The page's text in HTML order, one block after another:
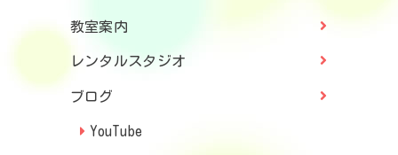
教室案内
レンタルスタジオ
ブログ
YouTube